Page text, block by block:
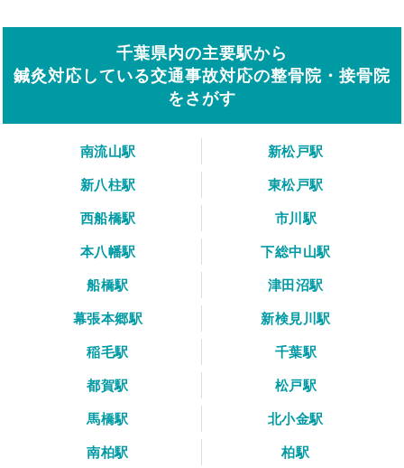
千葉県内の主要駅から
鍼灸対応している交通事故対応の整骨院・接骨院
をさがす
南流山駅
新松戸駅
新八柱駅
東松戸駅
西船橋駅
市川駅
本八幡駅
下総中山駅
船橋駅
津田沼駅
幕張本郷駅
新検見川駅
稲毛駅
千葉駅
都賀駅
松戸駅
馬橋駅
北小金駅
南柏駅
柏駅